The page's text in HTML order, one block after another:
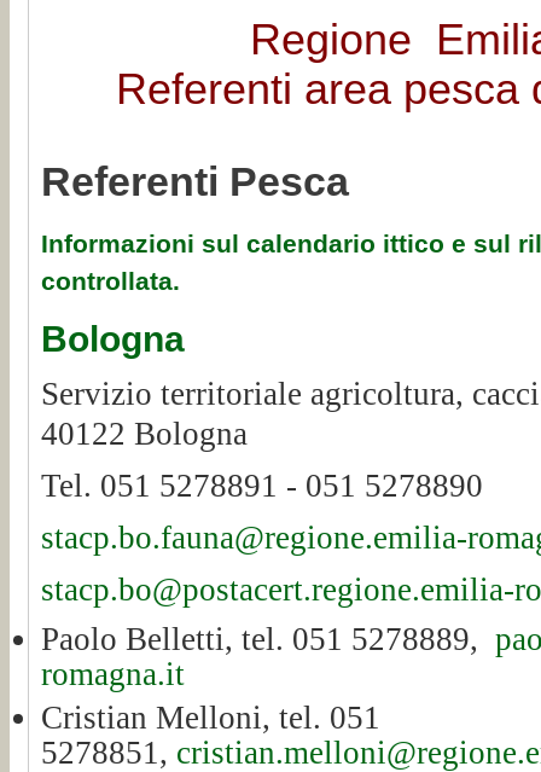
Regione
Referenti area pesca
Referenti Pesca
Informazioni sul calendario ittico e sul
controllata.
Bologna
Servizio territoriale agricoltura,
40122 Bologna
Tel. 051 5278891 - 051 5278890
stacp.bo.fauna@regione.emilia-
stacp.bo@postacert.regione.emilia-
Paolo Belletti, tel. 051 5278889,
romagna.it
Cristian Melloni, tel. 051
5278851,